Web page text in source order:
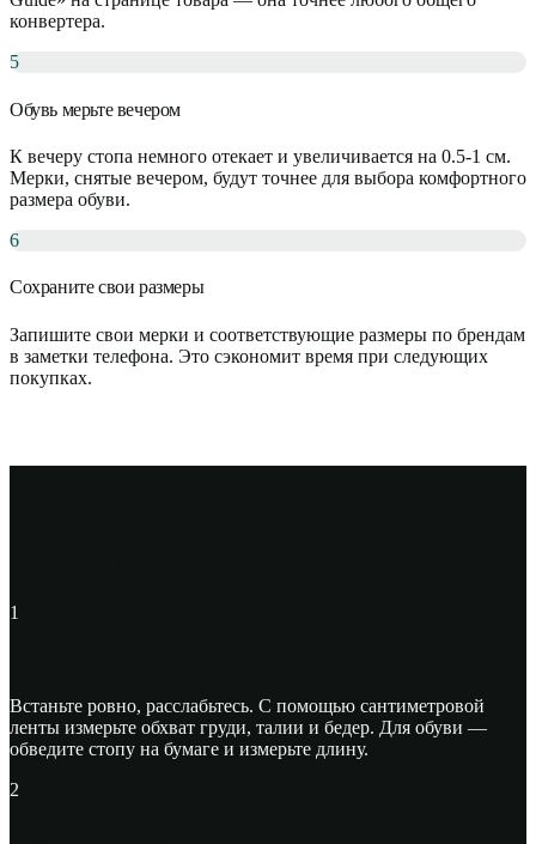
конвертера.
5
Обувь мерьте вечером
К вечеру стопа немного отекает и увеличивается на 0.5-1 см.
Мерки, снятые вечером, будут точнее для выбора комфортного
размера обуви.
6
Сохраните свои размеры
Запишите свои мерки и соответствующие размеры по брендам
в заметки телефона. Это сэкономит время при следующих
покупках.
1
Встаньте ровно, расслабьтесь. С помощью сантиметровой
ленты измерьте обхват груди, талии и бедер. Для обуви —
обведите стопу на бумаге и измерьте длину.
2